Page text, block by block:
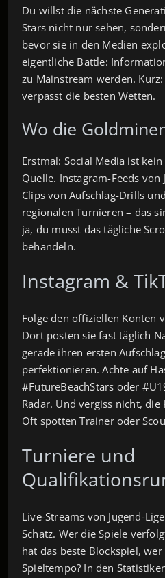
Du willst die nächste
Stars nicht nur sehen,
bevor sie in den Medien
eigentliche Battle:
zu Mainstream werden.
verpasst die besten Wetten.
Wo die
Erstmal: Social Media ist
Quelle. Instagram-Feeds von
Clips von Aufschlag-Drills
regionalen Turnieren – das
ja, du musst das tägliche
behandeln.
Instagram &
Folge den offiziellen Konten
Dort posten sie fast täglich
gerade ihren ersten
perfektionieren. Achte auf
#FutureBeachStars oder
Radar. Und vergiss nicht,
Oft spotten Trainer oder
Turniere und
Live-Streams von Jugend-
Schatz. Wer die Spiele
hat das beste Blockspiel,
Spieltempo? In den